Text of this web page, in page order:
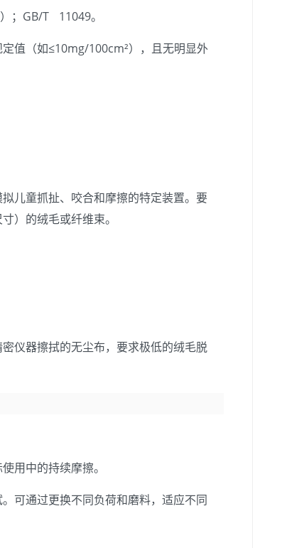
；GB/T 11049。
值（如≤10mg/100cm²），且无明显外
儿童抓扯、咬合和摩擦的特定装置。要
）的绒毛或纤维束。
仪器擦拭的无尘布，要求极低的绒毛脱
用中的持续摩擦。
可通过更换不同负荷和磨料，适应不同